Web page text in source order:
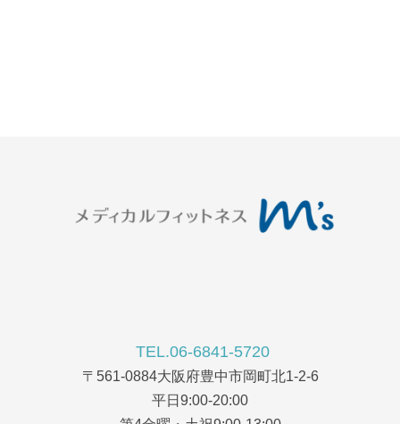
TEL.06-6841-5720
〒561-0884大阪府豊中市岡町北1-2-6
平日9:00-20:00